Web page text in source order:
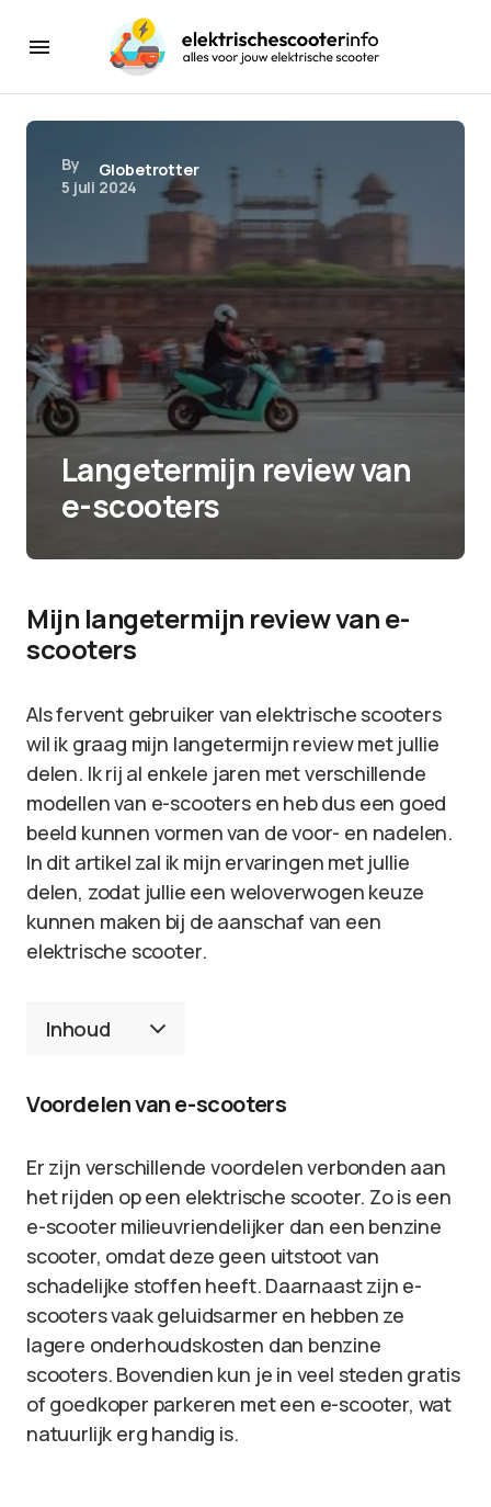
By
Globetrotter
5 juli 2024
Langetermijn review van
e-scooters
Mijn langetermijn review van e-
scooters
Als fervent gebruiker van elektrische scooters
wil ik graag mijn langetermijn review met jullie
delen. Ik rij al enkele jaren met verschillende
modellen van e-scooters en heb dus een goed
beeld kunnen vormen van de voor- en nadelen.
In dit artikel zal ik mijn ervaringen met jullie
delen, zodat jullie een weloverwogen keuze
kunnen maken bij de aanschaf van een
elektrische scooter.
Inhoud
Voordelen van e-scooters
Er zijn verschillende voordelen verbonden aan
het rijden op een elektrische scooter. Zo is een
e-scooter milieuvriendelijker dan een benzine
scooter, omdat deze geen uitstoot van
schadelijke stoffen heeft. Daarnaast zijn e-
scooters vaak geluidsarmer en hebben ze
lagere onderhoudskosten dan benzine
scooters. Bovendien kun je in veel steden gratis
of goedkoper parkeren met een e-scooter, wat
natuurlijk erg handig is.